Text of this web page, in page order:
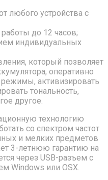
любого устройства с
до 12 часов;
индивидуальных
который позволяет
оперативно
режимы, активизировать
тональность,
другое.
технологию
со спектром частот
и мелких предметов
3-летнюю гарантию на
через USB-разъем с
Windows или OSX.